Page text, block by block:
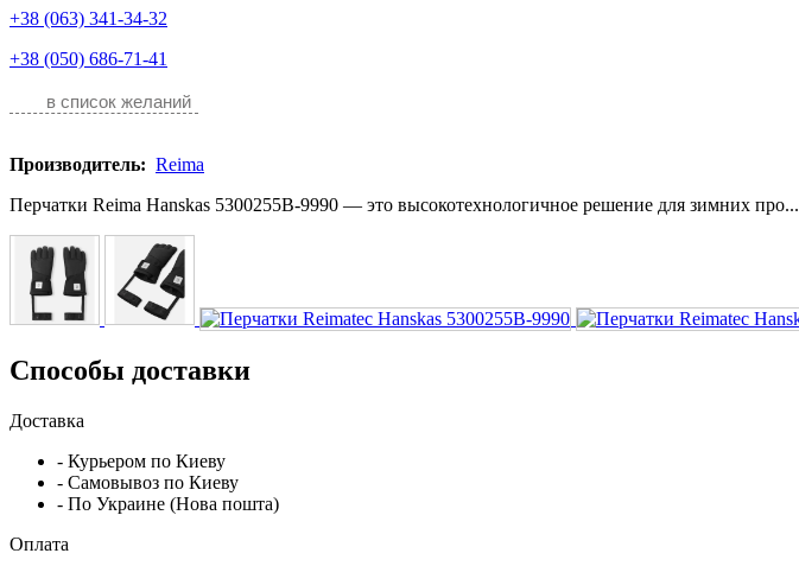
+38 (063) 341-34-32
+38 (050) 686-71-41
в список желаний
Производитель: Reima
Перчатки Reima Hanskas 5300255B-9990 — это высокотехнологичное решение для зимних про...
Способы доставки
Доставка
- Курьером по Киеву
- Самовывоз по Киеву
- По Украине (Нова пошта)
Оплата